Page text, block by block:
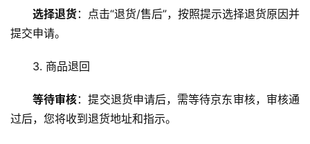
首
选择退货：点击“退货/售后”，按照提示选择退货原因并
提交申请。
3. 商品退回
等待审核：提交退货申请后，需等待京东审核，审核通
过后，您将收到退货地址和指示。